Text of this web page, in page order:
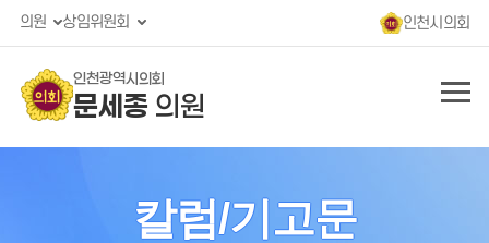
의원 상임위원회 인천시의회
인천광역시의회
문세종 의원
칼럼/기고문